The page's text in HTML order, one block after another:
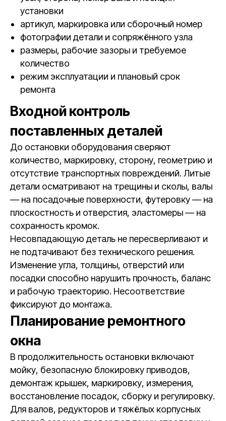
установки
артикул, маркировка или сборочный номер
фотографии детали и сопряжённого узла
размеры, рабочие зазоры и требуемое
количество
режим эксплуатации и плановый срок
ремонта
Входной контроль
поставленных деталей
До остановки оборудования сверяют
количество, маркировку, сторону, геометрию и
отсутствие транспортных повреждений. Литые
детали осматривают на трещины и сколы, валы
— на посадочные поверхности, футеровку — на
плоскостность и отверстия, эластомеры — на
сохранность кромок.
Несовпадающую деталь не пересверливают и
не подтачивают без технического решения.
Изменение угла, толщины, отверстий или
посадки способно нарушить прочность, баланс
и рабочую траекторию. Несоответствие
фиксируют до монтажа.
Планирование ремонтного
окна
В продолжительность остановки включают
мойку, безопасную блокировку приводов,
демонтаж крышек, маркировку, измерения,
восстановление посадок, сборку и регулировку.
Для валов, редукторов и тяжёлых корпусных